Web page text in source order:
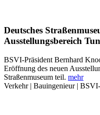
Deutsches
Ausstellungsbereich
BSVI-Präsident Bernhard
Eröffnung des neuen
Straßenmuseum teil. mehr
Verkehr | Bauingenieur |